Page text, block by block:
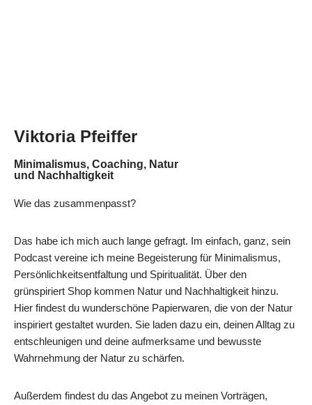
Viktoria Pfeiffer
Minimalismus, Coaching, Natur
und Nachhaltigkeit
Wie das zusammenpasst?
Das habe ich mich auch lange gefragt. Im einfach, ganz, sein
Podcast vereine ich meine Begeisterung für Minimalismus,
Persönlichkeitsentfaltung und Spiritualität. Über den
grünspiriert Shop kommen Natur und Nachhaltigkeit hinzu.
Hier findest du wunderschöne Papierwaren, die von der Natur
inspiriert gestaltet wurden. Sie laden dazu ein, deinen Alltag zu
entschleunigen und deine aufmerksame und bewusste
Wahrnehmung der Natur zu schärfen.
Außerdem findest du das Angebot zu meinen Vorträgen,